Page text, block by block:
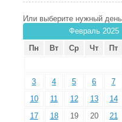
Или выберите нужный день
Февраль 2025
Пн
Вт Ср Чт Пт
3
4 5 6 7
10
11 12 13 14
17
18 19 20 21